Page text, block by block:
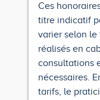
Ces
titre indicatif
varier selon
réalisés en
consultations
nécessaires.
tarifs, le